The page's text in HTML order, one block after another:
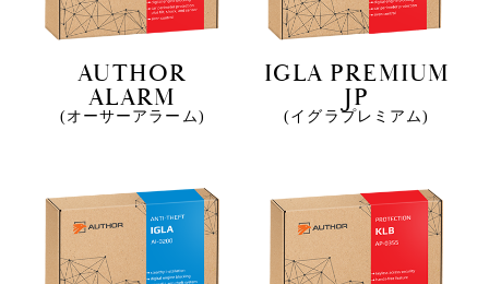
AUTHOR
ALARM
(オーサーアラーム)
IGLA PREMIUM
JP
(イグラプレミアム)